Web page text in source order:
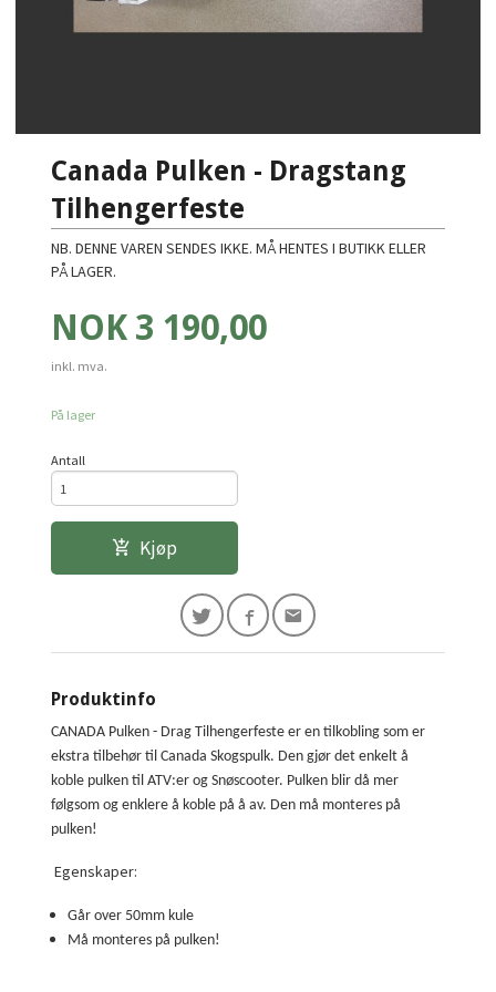
Canada Pulken - Dragstang
Tilhengerfeste
NB. DENNE VAREN SENDES IKKE. MÅ HENTES I BUTIKK ELLER
PÅ LAGER.
Pris
NOK 3 190,00
inkl. mva.
På lager
Antall
Kjøp
Produktinfo
CANADA Pulken - Drag Tilhengerfeste er en tilkobling som er
ekstra tilbehør til Canada Skogspulk. Den gjør det enkelt å
koble pulken til ATV:er og Snøscooter. Pulken blir då mer
følgsom og enklere å koble på å av. Den må monteres på
pulken!
Egenskaper:
Går over 50mm kule
Må monteres på pulken!